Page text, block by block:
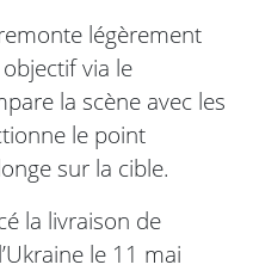
légèrement
via le
la scène avec les
le point
sur la cible.
la livraison de
le 11 mai